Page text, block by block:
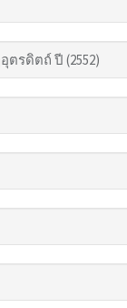
ตรดิตถ์ ปี (2552)